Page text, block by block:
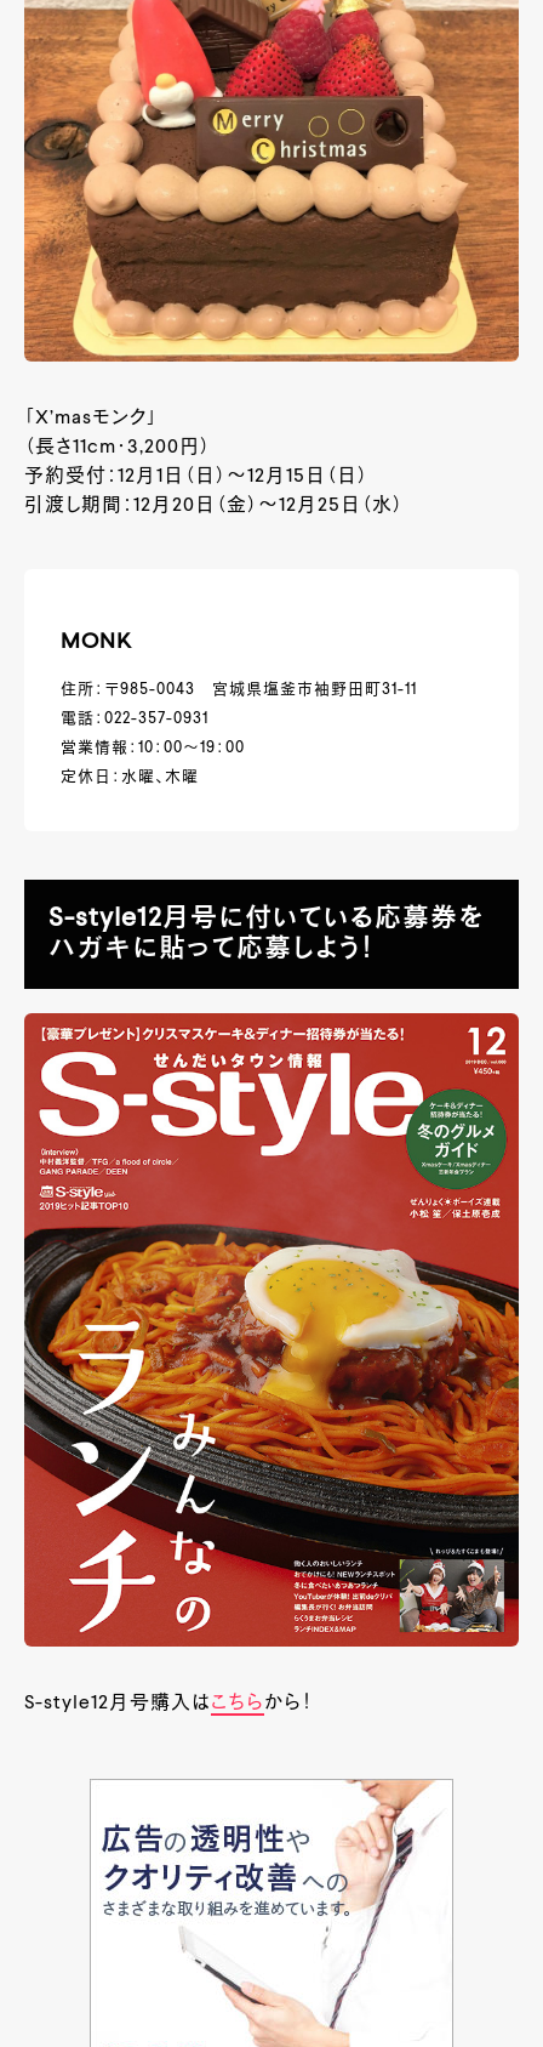
「X’masモンク」
（長さ11cm・3,200円）
予約受付：12月1日（日）～12月15日（日）
引渡し期間：12月20日（金）～12月25日（水）
MONK
住所：〒985-0043 宮城県塩釜市袖野田町31-11
電話：022-357-0931
営業情報：10：00～19：00
定休日：水曜、木曜
S-style12月号に付いている応募券を
ハガキに貼って応募しよう！
S-style12月号購入はこちらから！